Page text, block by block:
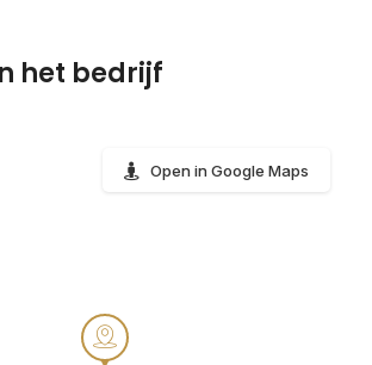
het bedrijf
Open in Google Maps